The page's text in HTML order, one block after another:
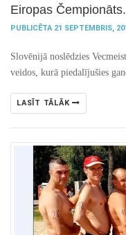
Eiropas
PUBLICĒTA 21 SEPTEMBRIS,
Slovēnijā noslēdzies
veidos, kurā piedalījušies
LASĪT TĀLĀK